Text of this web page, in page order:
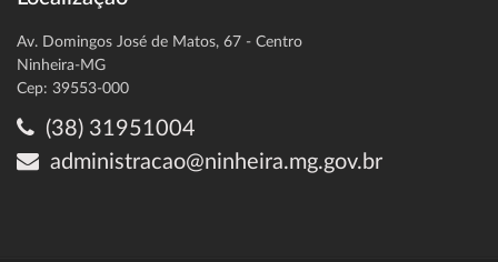
Av. Domingos José de Matos, 67 - Centro
Ninheira-MG
Cep: 39553-000
(38) 31951004
administracao@ninheira.mg.gov.br